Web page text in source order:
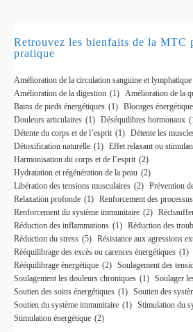
Retrouvez les bienfaits de la MTC
pratique
Amélioration de la circulation sanguine et lymphatique
Amélioration de la digestion (1) Amélioration de la
Bains de pieds énergétiques (1) Blocages
Douleurs articulaires (1) Déséquilibres hormonaux
Détente du corps et de l’esprit (1) Détente les
Détoxification naturelle (1) Effet relaxant ou
Harmonisation du corps et de l’esprit (2)
Hydratation et régénération de la peau (2)
Libération des tensions musculaires (2) Prévention
Relaxation profonde (1) Renforcement des
Renforcement du système immunitaire (2)
Réduction des inflammations (1) Réduction des
Réduction du stress (5) Résistance aux agressions
Rééquilibrage des excès ou carences énergétiques (1)
Rééquilibrage énergétique (2) Soulagement des
Soulagement les douleurs chroniques (1) Soulager
Soutien des soins énergétiques (1) Soutien des
Soutien du système immunitaire (1) Stimulation du
Stimulation énergétique (2)